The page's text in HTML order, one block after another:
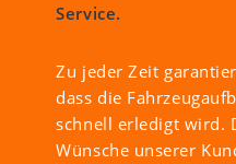
Service.
Zu jeder Zeit
dass die
schnell erledigt wird.
Wünsche unserer